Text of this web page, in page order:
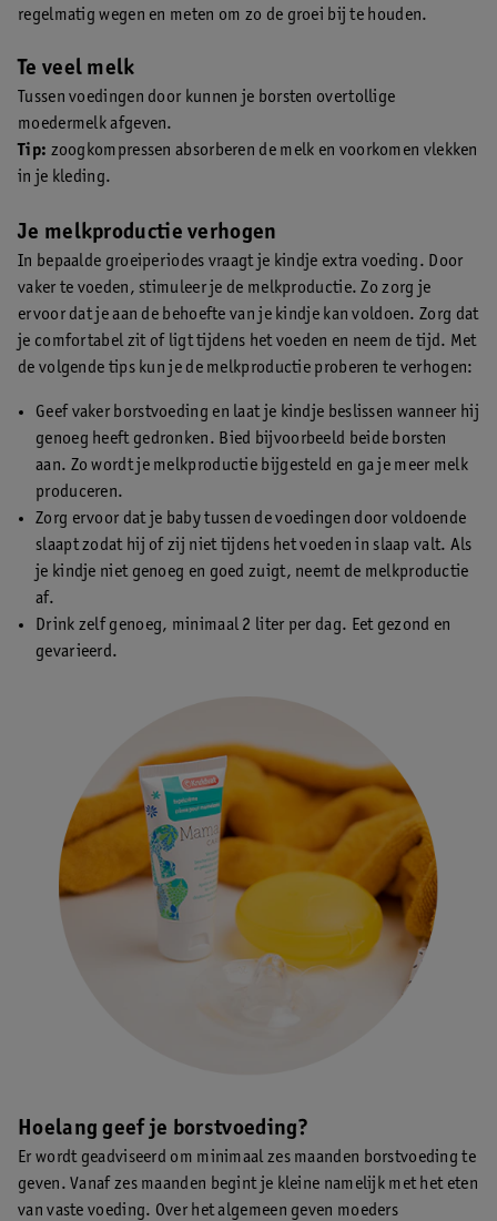
regelmatig wegen en meten om zo de groei bij te houden.
Te veel melk
Tussen voedingen door kunnen je borsten overtollige
moedermelk afgeven.
Tip: zoogkompressen absorberen de melk en voorkomen vlekken
in je kleding.
Je melkproductie verhogen
In bepaalde groeiperiodes vraagt je kindje extra voeding. Door
vaker te voeden, stimuleer je de melkproductie. Zo zorg je
ervoor dat je aan de behoefte van je kindje kan voldoen. Zorg dat
je comfortabel zit of ligt tijdens het voeden en neem de tijd. Met
de volgende tips kun je de melkproductie proberen te verhogen:
Geef vaker borstvoeding en laat je kindje beslissen wanneer hij
genoeg heeft gedronken. Bied bijvoorbeeld beide borsten
aan. Zo wordt je melkproductie bijgesteld en ga je meer melk
produceren.
Zorg ervoor dat je baby tussen de voedingen door voldoende
slaapt zodat hij of zij niet tijdens het voeden in slaap valt. Als
je kindje niet genoeg en goed zuigt, neemt de melkproductie
af.
Drink zelf genoeg, minimaal 2 liter per dag. Eet gezond en
gevarieerd.
Hoelang geef je borstvoeding?
Er wordt geadviseerd om minimaal zes maanden borstvoeding te
geven. Vanaf zes maanden begint je kleine namelijk met het eten
van vaste voeding. Over het algemeen geven moeders